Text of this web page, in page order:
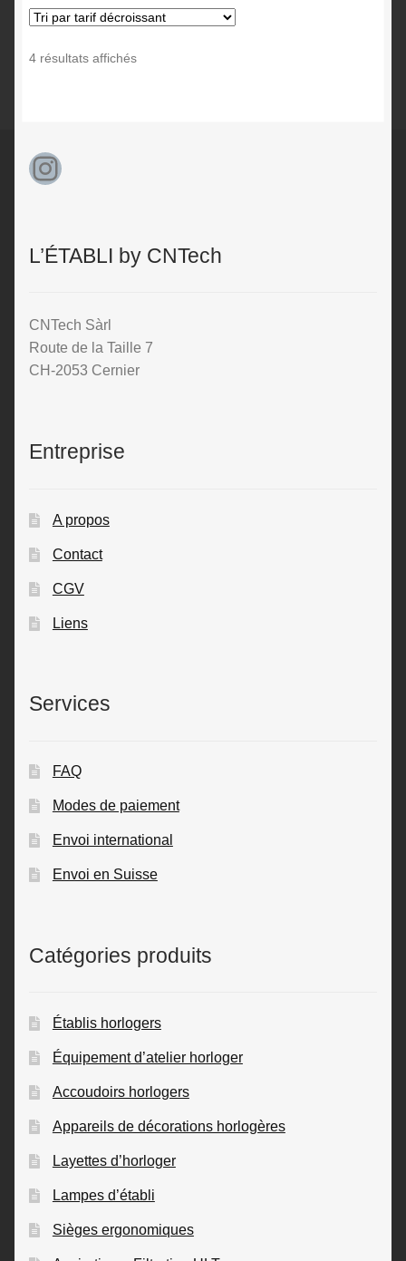
4 résultats affichésTrié
Instagram
L’ÉTABLI by CNTech
CNTech Sàrl
Route de la Taille 7
CH-2053 Cernier
Entreprise
A propos
Contact
CGV
Liens
Services
FAQ
Modes de paiement
Envoi international
Envoi en Suisse
Catégories produits
Établis horlogers
Équipement d’atelier horloger
Accoudoirs horlogers
Appareils de décorations horlogères
Layettes d’horloger
Lampes d’établi
Sièges ergonomiques